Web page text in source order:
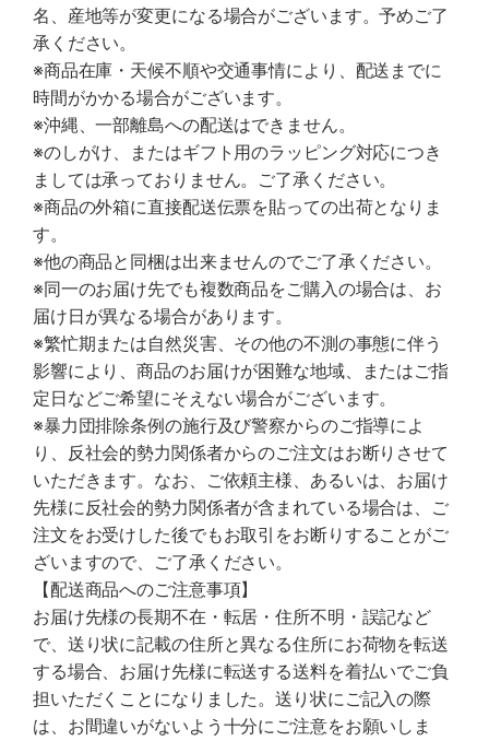
名、産地等が変更になる場合がございます。予めご了
承ください。
※商品在庫・天候不順や交通事情により、配送までに
時間がかかる場合がございます。
※沖縄、一部離島への配送はできません。
※のしがけ、またはギフト用のラッピング対応につき
ましては承っておりません。ご了承ください。
※商品の外箱に直接配送伝票を貼っての出荷となりま
す。
※他の商品と同梱は出来ませんのでご了承ください。
※同一のお届け先でも複数商品をご購入の場合は、お
届け日が異なる場合があります。
※繁忙期または自然災害、その他の不測の事態に伴う
影響により、商品のお届けが困難な地域、またはご指
定日などご希望にそえない場合がございます。
※暴力団排除条例の施行及び警察からのご指導によ
り、反社会的勢力関係者からのご注文はお断りさせて
いただきます。なお、ご依頼主様、あるいは、お届け
先様に反社会的勢力関係者が含まれている場合は、ご
注文をお受けした後でもお取引をお断りすることがご
ざいますので、ご了承ください。
【配送商品へのご注意事項】
お届け先様の長期不在・転居・住所不明・誤記など
で、送り状に記載の住所と異なる住所にお荷物を転送
する場合、お届け先様に転送する送料を着払いでご負
担いただくことになりました。送り状にご記入の際
は、お間違いがないよう十分にご注意をお願いしま